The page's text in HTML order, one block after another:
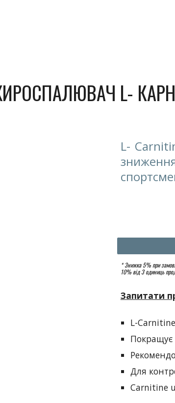
L- КАРН
L-
* Знижка 5% при
10% від 3 одиниць
Запитати
L-
Покращує
Для
Carnitine